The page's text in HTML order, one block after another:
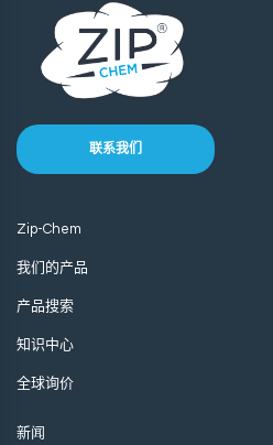
联系我们
Zip-Chem
我们的产品
产品搜索
知识中心
全球询价
新闻